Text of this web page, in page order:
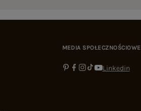
MEDIA SPOŁECZNOŚCIOWE
Linkedin